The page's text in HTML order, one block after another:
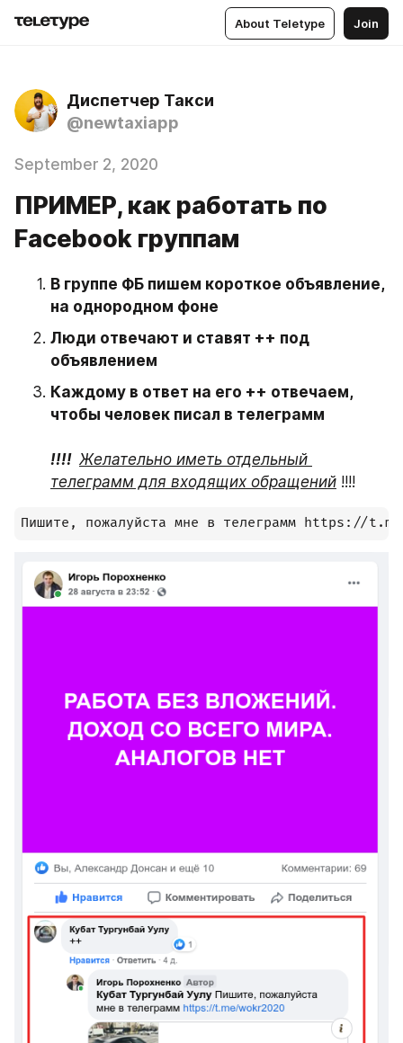
About Teletype Join
Диспетчер Такси
@newtaxiapp
September 2, 2020
ПРИМЕР, как работать по
Facebook группам
В группе ФБ пишем короткое объявление,
на однородном фоне
Люди отвечают и ставят ++ под
объявлением
Каждому в ответ на его ++ отвечаем,
чтобы человек писал в телеграмм
!!!! Желательно иметь отдельный
телеграмм для входящих обращений !!!!
Пишите, пожалуйста мне в телеграмм https://